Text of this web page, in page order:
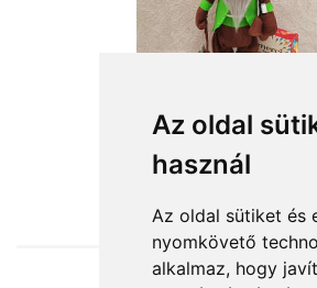
Az oldal
használ
Az oldal sütiket és
nyomkövető
alkalmaz, hogy
Erdőjáró
19 400 Ft-tól